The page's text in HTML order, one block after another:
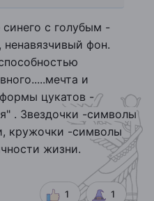
с голубым -
ненавязчивый фон.
и
цукатов -
. Звездочки -символы
кружочки -символы
жизни.
1 1